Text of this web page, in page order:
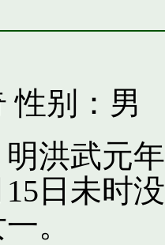
性别：男
洪武元
日未时
。